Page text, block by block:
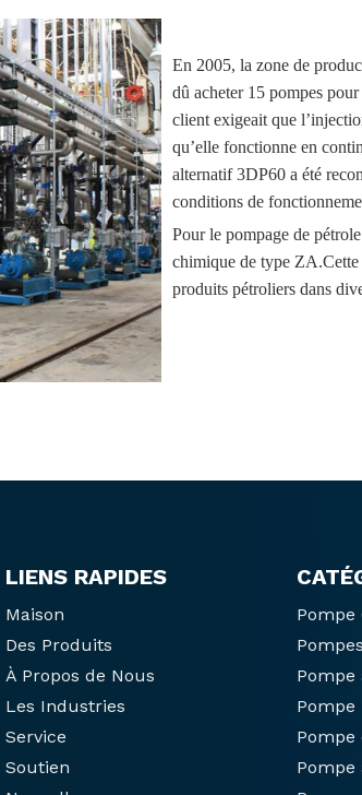
En 2005, la zone de
dû acheter 15 pompes
client exigeait que
qu’elle fonctionne en
alternatif 3DP60 a été
conditions de
Pour le pompage de
chimique de type ZA.Cette
produits pétroliers dans
LIENS RAPIDES
Maison
Des Produits
À Propos de Nous
Les Industries
Service
Soutien
Pompe
Pompe
Pompe
Pompe